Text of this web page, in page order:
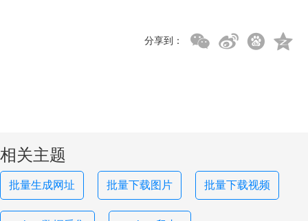
分享到：
相关主题
批量生成网址 批量下载图片 批量下载视频